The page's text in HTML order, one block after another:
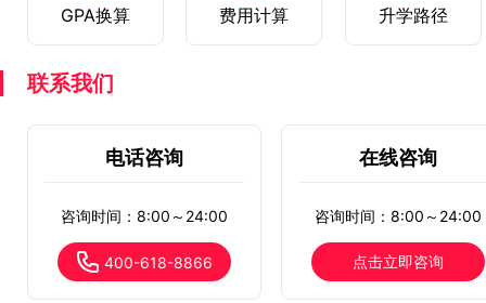
GPA换算 费用计算 升学路径
联系我们
电话咨询
咨询时间：8:00～24:00
400-618-8866
在线咨询
咨询时间：8:00～24:00
点击立即咨询